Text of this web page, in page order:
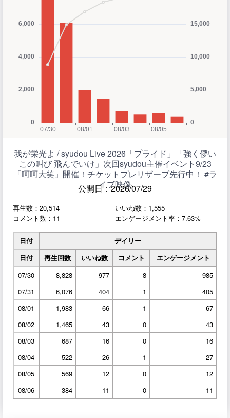
我が栄光よ / syudou Live 2026「プライド」「強く儚い
この叫び 飛んでいけ」次回syudou主催イベント9/23
「呵呵大笑」開催！チケットプレリザーブ先行中！ #ラ
イブ映像
公開日：2026/07/29
再生数：20,514
いいね数：1,555
コメント数：11
エンゲージメント率：7.63%
日付
デイリー
日付
再生回数 いいね数 コメント
エンゲージメント
07/30
8,828 977 8
985
07/31
6,076 404 1
405
08/01
1,983 66 1
67
08/02
1,465 43 0
43
08/03
687 16 0
16
08/04
522 26 1
27
08/05
569 12 0
12
08/06
384 11 0 11